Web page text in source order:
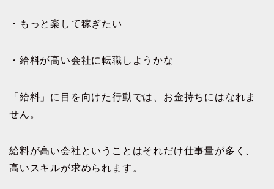
・もっと楽して稼ぎたい
・給料が高い会社に転職しようかな
「給料」に目を向けた行動では、お金持ちにはなれま
せん。
給料が高い会社ということはそれだけ仕事量が多く、
高いスキルが求められます。